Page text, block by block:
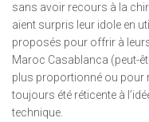
sans avoir recours à la
aient surpris leur idole en
proposés pour offrir à
Maroc Casablanca (peut-
plus proportionné ou pour
toujours été réticente à
technique.